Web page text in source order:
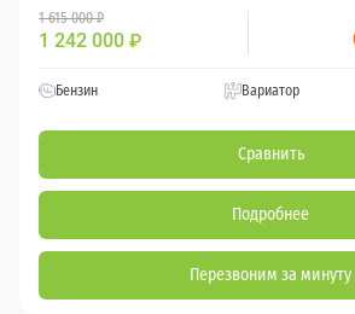
1 615 000 ₽
1 242 000 ₽
Бензин Вариатор
Сравнить
Подробнее
Перезвоним за минуту